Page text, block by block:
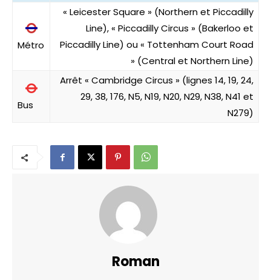
Métro
« Leicester Square » (Northern et Piccadilly
Line), « Piccadilly Circus » (Bakerloo et
Piccadilly Line) ou « Tottenham Court Road
» (Central et Northern Line)
Bus
Arrêt « Cambridge Circus » (lignes 14, 19, 24,
29, 38, 176, N5, N19, N20, N29, N38, N41 et
N279)
Roman